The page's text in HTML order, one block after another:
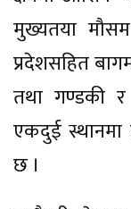
मुख्यतया
प्रदेशसहित
तथा गण्डकी र
एकदुई स्थानमा
छ ।